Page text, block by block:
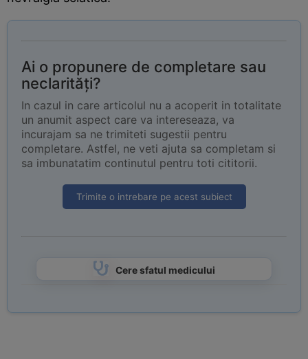
Ai o propunere de completare sau
neclarități?
In cazul in care articolul nu a acoperit in totalitate
un anumit aspect care va intereseaza, va
incurajam sa ne trimiteti sugestii pentru
completare. Astfel, ne veti ajuta sa completam si
sa imbunatatim continutul pentru toti cititorii.
Trimite o intrebare pe acest subiect
Cere sfatul medicului